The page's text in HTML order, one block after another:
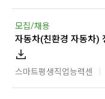
모집/채용
자동차(친환경 자동차)
스마트평생직업능력센